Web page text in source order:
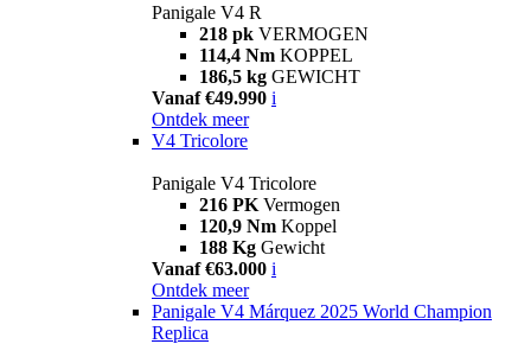
Panigale V4 R
218 pk VERMOGEN
114,4 Nm KOPPEL
186,5 kg GEWICHT
Vanaf €49.990 i
Ontdek meer
V4 Tricolore
Panigale V4 Tricolore
216 PK Vermogen
120,9 Nm Koppel
188 Kg Gewicht
Vanaf €63.000 i
Ontdek meer
Panigale V4 Márquez 2025 World Champion
Replica